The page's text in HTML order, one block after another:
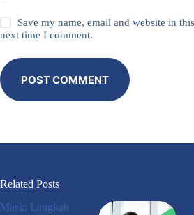
Save my name, email and website in
next time I comment.
POST COMMENT
Related Posts
Mask: Langkah